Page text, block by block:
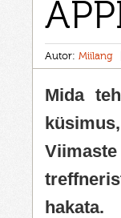
Autor: Miilang
Mida
hakata.